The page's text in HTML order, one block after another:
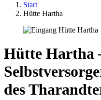
Start
Hütte Hartha
Hütte Hartha
des